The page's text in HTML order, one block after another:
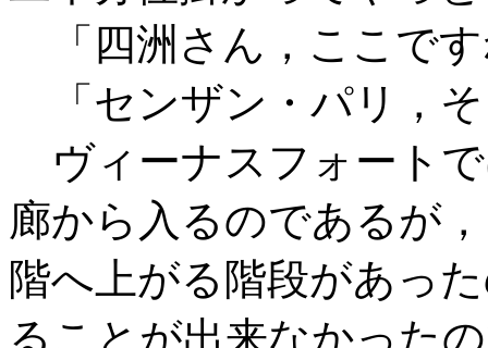
「四洲さん，ここで
「センザン・パリ，
ヴィーナスフォート
廊から入るのであるが
階へ上がる階段があっ
ることが出来なかった